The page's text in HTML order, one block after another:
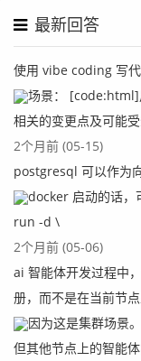
四、上传
这里我们还是使用
ple所在位置在：
个example程序：
最新回答
使用 vibe coding 写代
场景： [code:html]
相关的变更点及可能
2个月前 (05-15)
postgresql 可以作为
docker 启动的话
run -d \
2个月前 (05-06)
ai 智能体开发过程中
册，而不是在当前节点
因为这是集群场景
但其他节点上的智能